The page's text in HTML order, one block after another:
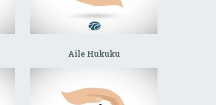
Aile Hukuku